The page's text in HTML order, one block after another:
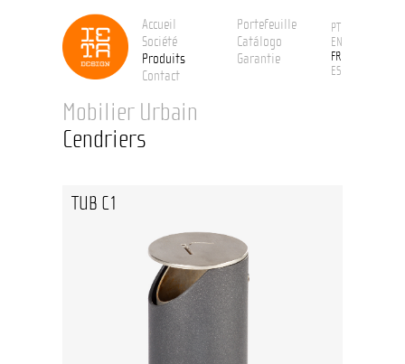
Accueil
Portefeuille
Société
Catálogo
Produits
Garantie
Contact
Mobilier Urbain
Cendriers
PT
EN
FR
ES
TUB C1